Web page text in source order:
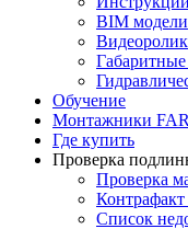
BIM модели
Обучение
Монтажники FAR
Где купить
Проверка
Проверка
Cписок